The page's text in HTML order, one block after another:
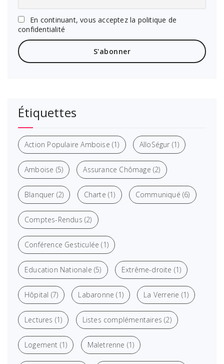
En continuant, vous acceptez la politique de
confidentialité
Étiquettes
Action Populaire Amboise (1) AlloSégur (1)
Amboise (5) Assurance Chômage (2)
Blanquer (2) Charte (1) Communiqué (6)
Comptes-Rendus (2)
Conférence Gesticulée (1)
Education Nationale (5) Extrême-droite (1)
Hôpital (7) Labaronne (1) La Verrerie (1)
Lectures (1) Listes complémentaires (2)
Logement (1) Maletrenne (1)